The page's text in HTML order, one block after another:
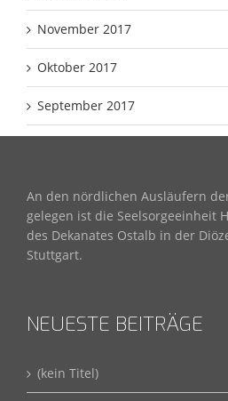
November 2017
Oktober 2017
September 2017
An den nördlichen Ausläufern
gelegen ist die Seelsorgeeinheit
des Dekanates Ostalb in der
Stuttgart.
NEUESTE BEITRÄGE
(kein Titel)